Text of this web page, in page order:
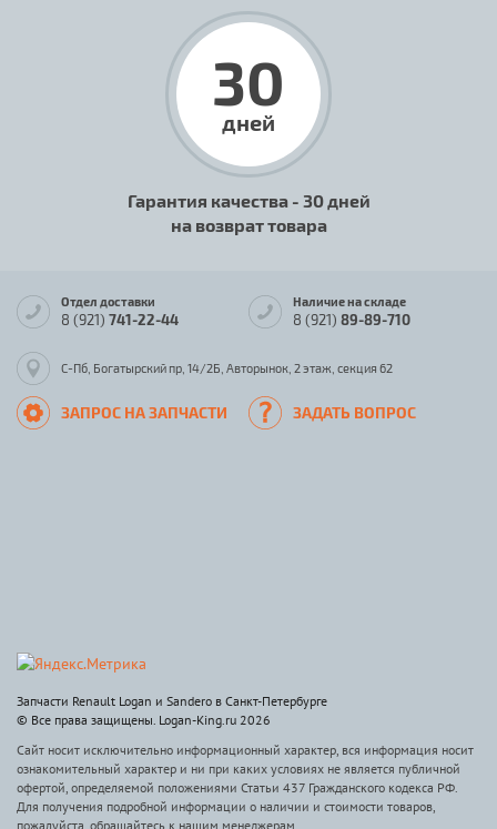
30
дней
Гарантия качества - 30 дней
на возврат товара
Отдел доставки
8 (921) 741-22-44
Наличие на складе
8 (921) 89-89-710
С-Пб, Богатырский пр, 14/2Б, Авторынок, 2 этаж, секция 62
ЗАПРОС НА ЗАПЧАСТИ ЗАДАТЬ ВОПРОС
Запчасти Renault Logan и Sandero в Санкт-Петербурге
© Все права защищены. Logan-King.ru 2026
Сайт носит исключительно информационный характер, вся информация носит
ознакомительный характер и ни при каких условиях не является публичной
офертой, определяемой положениями Статьи 437 Гражданского кодекса РФ.
Для получения подробной информации о наличии и стоимости товаров,
пожалуйста, обращайтесь к нашим менеджерам.